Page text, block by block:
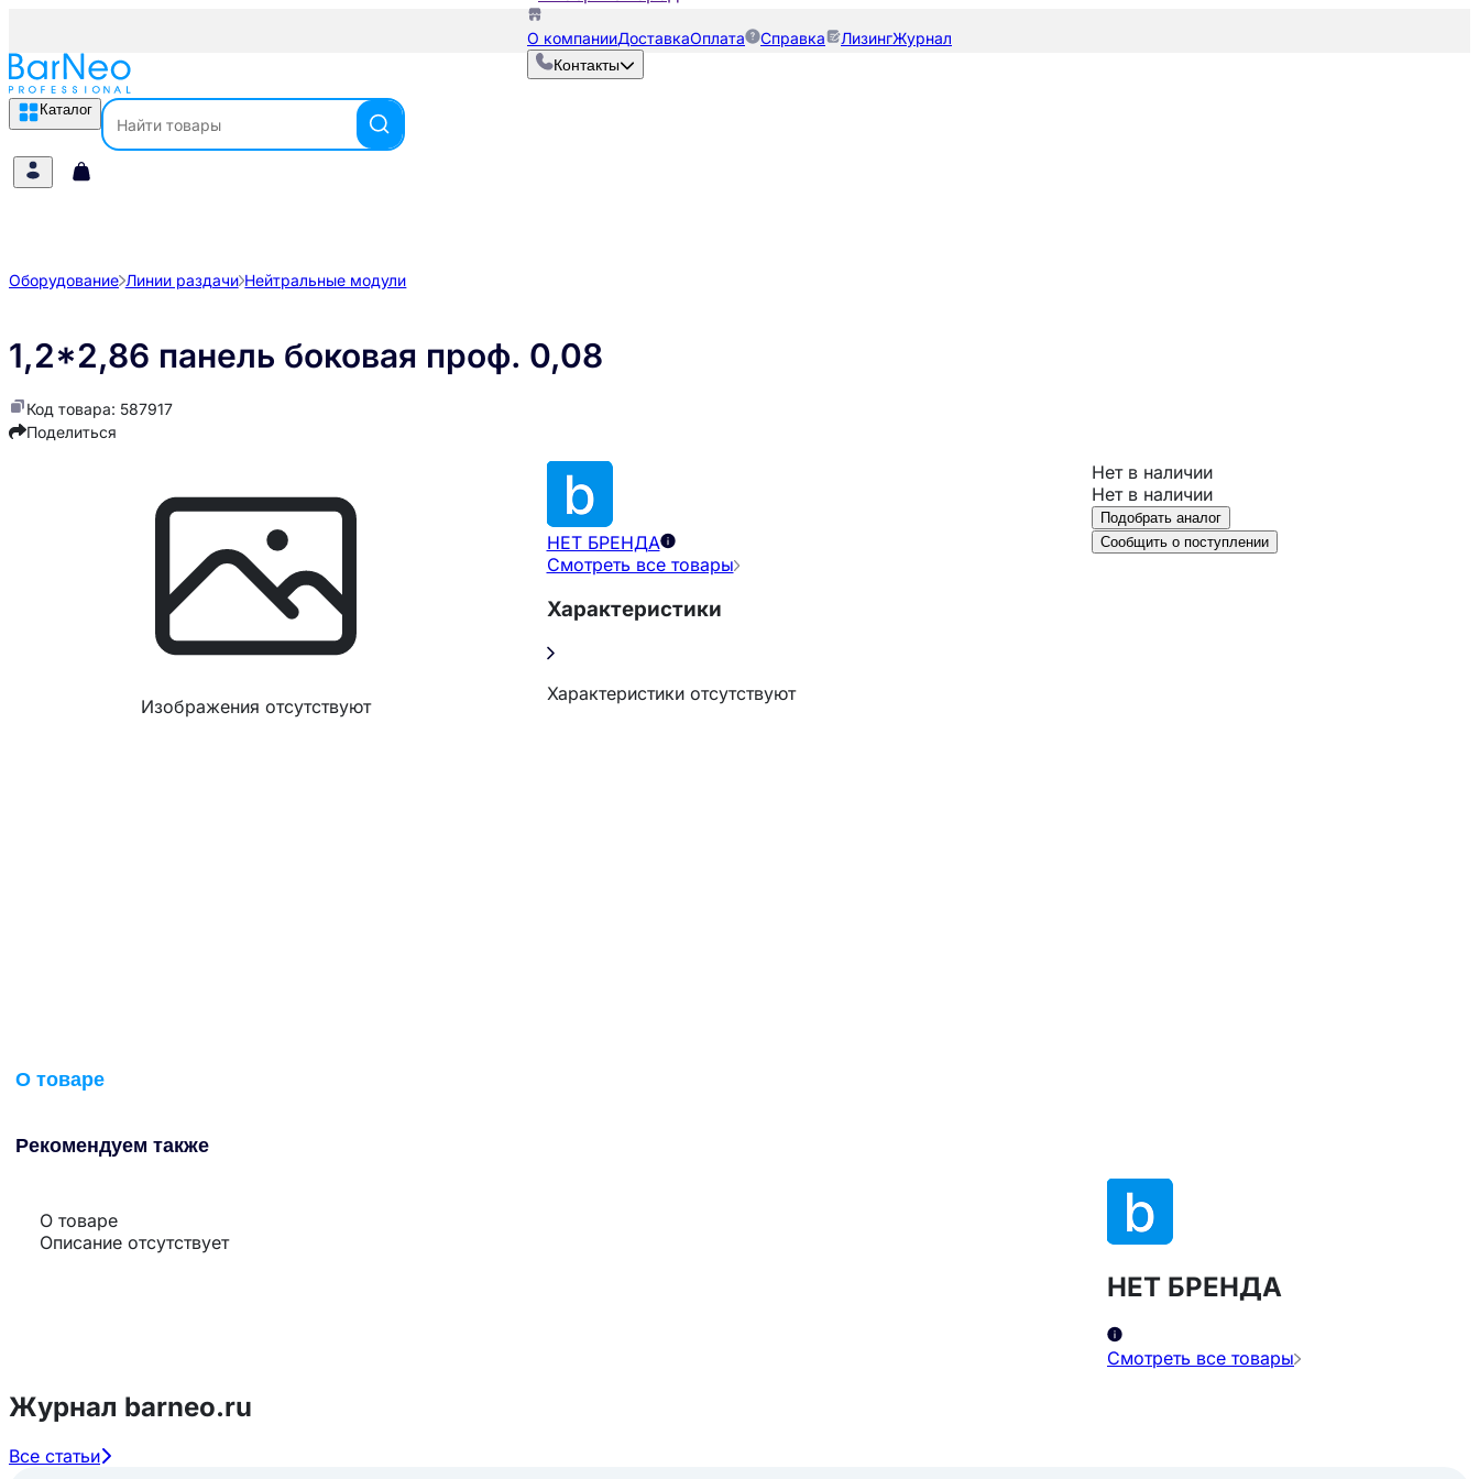
О компанииДоставкаОплата Справка ЛизингЖурнал
Контакты
Каталог
Оборудование Линии раздачи Нейтральные модули
1,2*2,86 панель боковая проф. 0,08
Код товара: 587917
Поделиться
Изображения отсутствуют
НЕТ БРЕНДА
Смотреть все товары
Характеристики
Характеристики отсутствуют
Нет в наличии
Нет в наличии
Подобрать аналог
Сообщить о поступлении
О товаре
Рекомендуем также
О товаре
Описание отсутствует
НЕТ БРЕНДА
Смотреть все товары
Журнал barneo.ru
Все статьи